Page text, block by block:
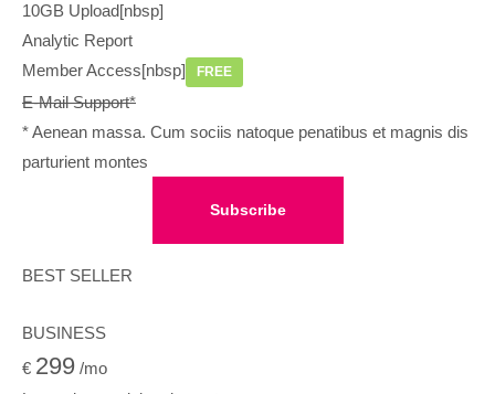
10GB Upload[nbsp]
Analytic Report
Member Access[nbsp]
FREE
E-Mail Support*
* Aenean massa. Cum sociis natoque penatibus et magnis dis
parturient montes
Subscribe
BEST SELLER
BUSINESS
€ 299 /mo